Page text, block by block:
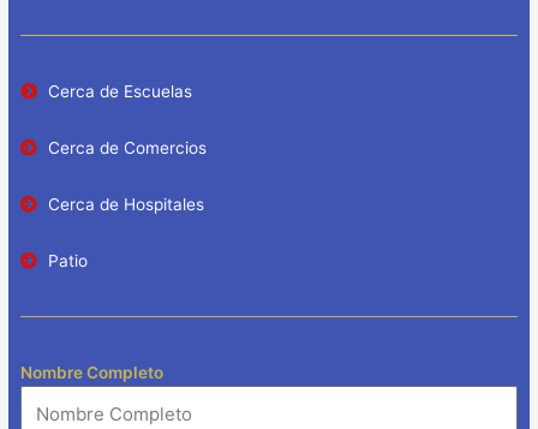
Cerca de Escuelas
Cerca de Comercios
Cerca de Hospitales
Patio
Nombre Completo